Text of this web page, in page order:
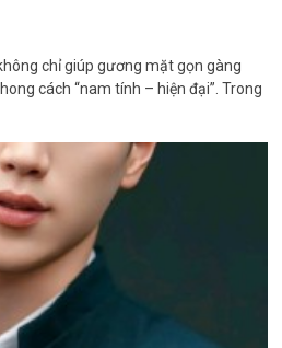
chỉ giúp gương mặt gọn gàng
cách “nam tính – hiện đại”. Trong